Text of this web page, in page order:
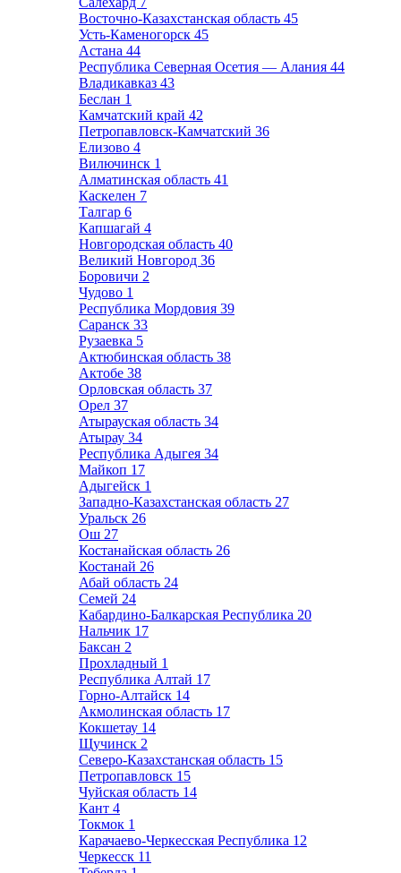
Восточно-Казахстанская область 45
Усть-Каменогорск 45
Астана 44
Республика Северная Осетия — Алания 44
Владикавказ 43
Беслан 1
Камчатский край 42
Петропавловск-Камчатский 36
Елизово 4
Вилючинск 1
Алматинская область 41
Каскелен 7
Талгар 6
Капшагай 4
Новгородская область 40
Великий Новгород 36
Боровичи 2
Чудово 1
Республика Мордовия 39
Саранск 33
Рузаевка 5
Актюбинская область 38
Актобе 38
Орловская область 37
Орел 37
Атырауская область 34
Атырау 34
Республика Адыгея 34
Майкоп 17
Адыгейск 1
Западно-Казахстанская область 27
Уральск 26
Ош 27
Костанайская область 26
Костанай 26
Абай область 24
Семей 24
Кабардино-Балкарская Республика 20
Нальчик 17
Баксан 2
Прохладный 1
Республика Алтай 17
Горно-Алтайск 14
Акмолинская область 17
Кокшетау 14
Щучинск 2
Северо-Казахстанская область 15
Петропавловск 15
Чуйская область 14
Кант 4
Токмок 1
Карачаево-Черкесская Республика 12
Черкесск 11